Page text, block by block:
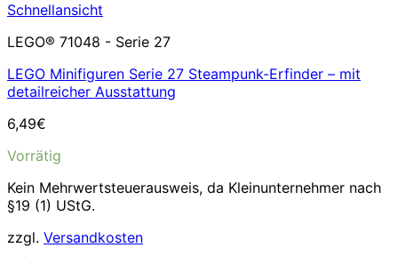
Schnellansicht
LEGO® 71048 - Serie 27
LEGO Minifiguren Serie 27 Steampunk-Erfinder – mit
detailreicher Ausstattung
6,49€
Vorrätig
Kein Mehrwertsteuerausweis, da Kleinunternehmer nach
§19 (1) UStG.
zzgl. Versandkosten